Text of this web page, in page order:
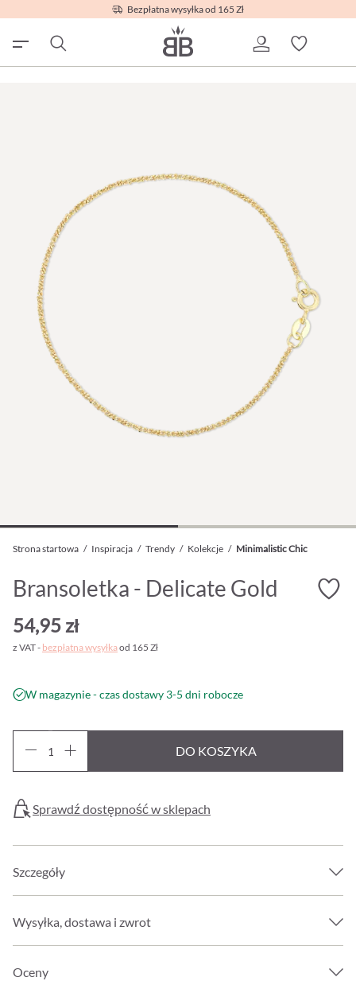
Bezpłatna wysyłka od 165 Zł
Strona startowa / Inspiracja / Trendy / Kolekcje / Minimalistic Chic
Bransoletka - Delicate Gold
54,95 zł
z VAT - bezpłatna wysyłkaod 165 Zł
W magazynie - czas dostawy 3-5 dni robocze
DO KOSZYKA
Sprawdź dostępność w sklepach
Szczegóły
Wysyłka, dostawa i zwrot
Oceny